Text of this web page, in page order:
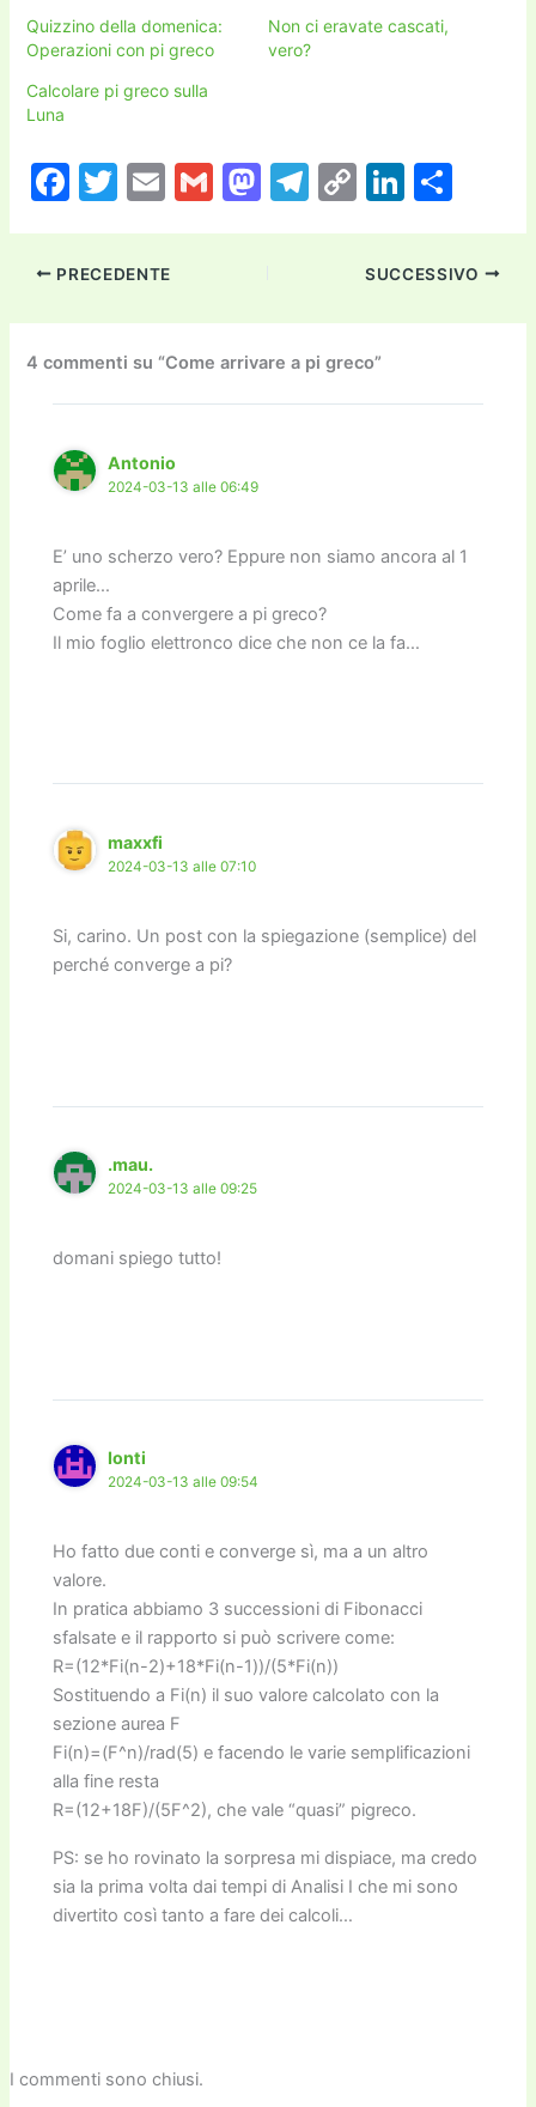
Quizzino della domenica:
Operazioni con pi greco
Non ci eravate cascati,
vero?
Calcolare pi greco sulla
Luna
F
c
e
b
o
o
k
T
itt
er
E
ai
l
G
M
d
o
n
T
a
m
C
p
y
Li
n
k
Li
k
e
dI
n
di
vi
PRECEDENTE SUCCESSIVO
4 commenti su “Come arrivare a pi greco”
Antonio
2024-03-13 alle 06:49
E’ uno scherzo vero? Eppure non siamo ancora al 1
aprile…
Come fa a convergere a pi greco?
Il mio foglio elettronco dice che non ce la fa…
maxxfi
2024-03-13 alle 07:10
Si, carino. Un post con la spiegazione (semplice) del
perché converge a pi?
.mau.
2024-03-13 alle 09:25
domani spiego tutto!
Ionti
2024-03-13 alle 09:54
Ho fatto due conti e converge sì, ma a un altro
valore.
In pratica abbiamo 3 successioni di Fibonacci
sfalsate e il rapporto si può scrivere come:
R=(12*Fi(n-2)+18*Fi(n-1))/(5*Fi(n))
Sostituendo a Fi(n) il suo valore calcolato con la
sezione aurea F
Fi(n)=(F^n)/rad(5) e facendo le varie semplificazioni
alla fine resta
R=(12+18F)/(5F^2), che vale “quasi” pigreco.
PS: se ho rovinato la sorpresa mi dispiace, ma credo
sia la prima volta dai tempi di Analisi I che mi sono
divertito così tanto a fare dei calcoli…
I commenti sono chiusi.